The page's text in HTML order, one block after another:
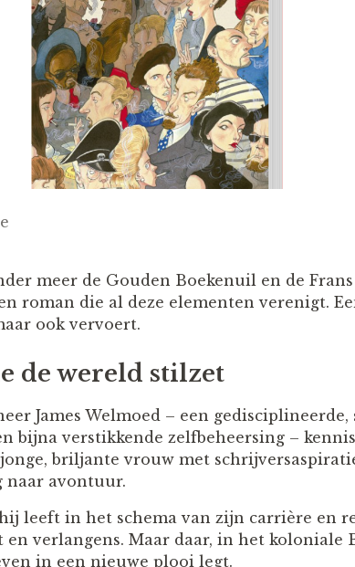
meer de Gouden Boekenuil en de
roman die al deze elementen verenigt.
ook vervoert.
de wereld stilzet
James Welmoed – een gedisciplineerde,
bijna verstikkende zelfbeheersing –
briljante vrouw met
naar avontuur.
leeft in het schema van zijn carrière en
verlangens. Maar daar, in het koloniale
in een nieuwe plooi legt.